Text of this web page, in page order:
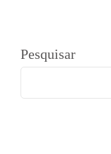
Pesquisar